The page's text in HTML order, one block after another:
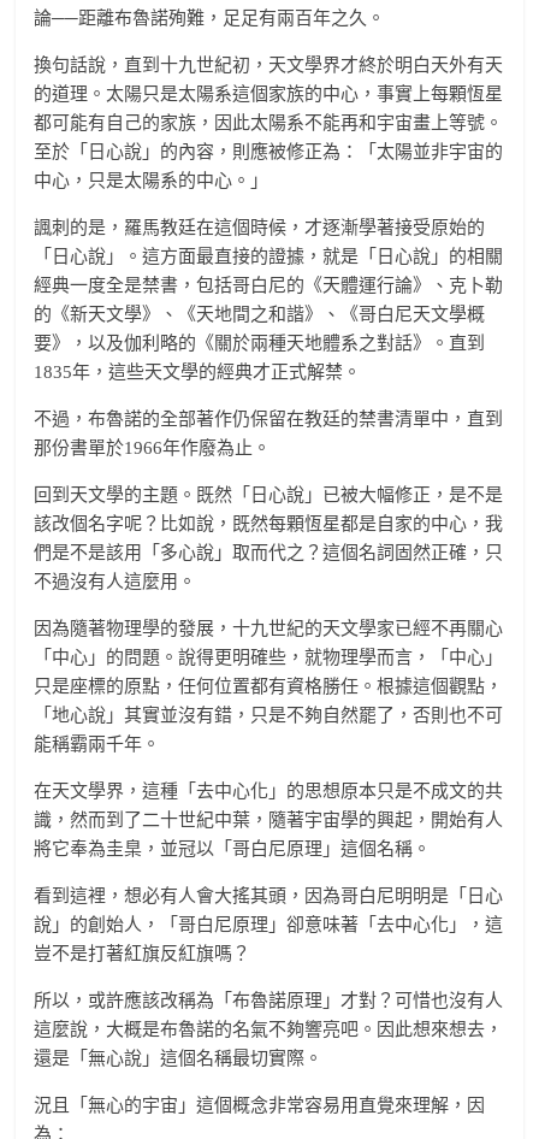
論──距離布魯諾殉難，足足有兩百年之久。
換句話說，直到十九世紀初，天文學界才終於明白天外有天
的道理。太陽只是太陽系這個家族的中心，事實上每顆恆星
都可能有自己的家族，因此太陽系不能再和宇宙畫上等號。
至於「日心說」的內容，則應被修正為：「太陽並非宇宙的
中心，只是太陽系的中心。」
諷刺的是，羅馬教廷在這個時候，才逐漸學著接受原始的
「日心說」。這方面最直接的證據，就是「日心說」的相關
經典一度全是禁書，包括哥白尼的《天體運行論》、克卜勒
的《新天文學》、《天地間之和諧》、《哥白尼天文學概
要》，以及伽利略的《關於兩種天地體系之對話》。直到
1835年，這些天文學的經典才正式解禁。
不過，布魯諾的全部著作仍保留在教廷的禁書清單中，直到
那份書單於1966年作廢為止。
回到天文學的主題。既然「日心說」已被大幅修正，是不是
該改個名字呢？比如說，既然每顆恆星都是自家的中心，我
們是不是該用「多心說」取而代之？這個名詞固然正確，只
不過沒有人這麼用。
因為隨著物理學的發展，十九世紀的天文學家已經不再關心
「中心」的問題。說得更明確些，就物理學而言，「中心」
只是座標的原點，任何位置都有資格勝任。根據這個觀點，
「地心說」其實並沒有錯，只是不夠自然罷了，否則也不可
能稱霸兩千年。
在天文學界，這種「去中心化」的思想原本只是不成文的共
識，然而到了二十世紀中葉，隨著宇宙學的興起，開始有人
將它奉為圭臬，並冠以「哥白尼原理」這個名稱。
看到這裡，想必有人會大搖其頭，因為哥白尼明明是「日心
說」的創始人，「哥白尼原理」卻意味著「去中心化」，這
豈不是打著紅旗反紅旗嗎？
所以，或許應該改稱為「布魯諾原理」才對？可惜也沒有人
這麼說，大概是布魯諾的名氣不夠響亮吧。因此想來想去，
還是「無心說」這個名稱最切實際。
況且「無心的宇宙」這個概念非常容易用直覺來理解，因
為：